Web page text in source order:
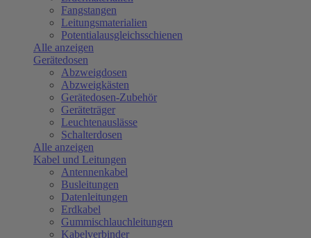
Fangstangen
Leitungsmaterialien
Potentialausgleichsschienen
Alle anzeigen
Gerätedosen
Abzweigdosen
Abzweigkästen
Gerätedosen-Zubehör
Geräteträger
Leuchtenauslässe
Schalterdosen
Alle anzeigen
Kabel und Leitungen
Antennenkabel
Busleitungen
Datenleitungen
Erdkabel
Gummischlauchleitungen
Kabelverbinder